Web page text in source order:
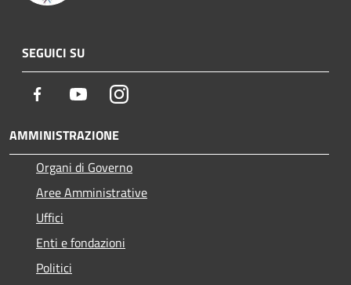
SEGUICI SU
Facebook YoutubeInstagram
AMMINISTRAZIONE
Organi di Governo
Aree Amministrative
Uffici
Enti e fondazioni
Politici